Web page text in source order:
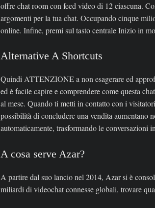
offre chat room con feed video di 12 ciascuna.
argomenti per la tua chat. Occupando cinque
online. Infine, premi sul tasto centrale Inizio in
Alternative A Shortcuts
Quindi ATTENZIONE a non esagerare ed
ed è facile capire e comprendere come questa
al mese. Quando ti metti in contatto con i
possibilità di concludere una vendita aumentano
automaticamente, trasformando le conversazioni
A cosa serve Azar?
A partire dal suo lancio nel 2014, Azar si è
miliardi di videochat connesse globali, trovare